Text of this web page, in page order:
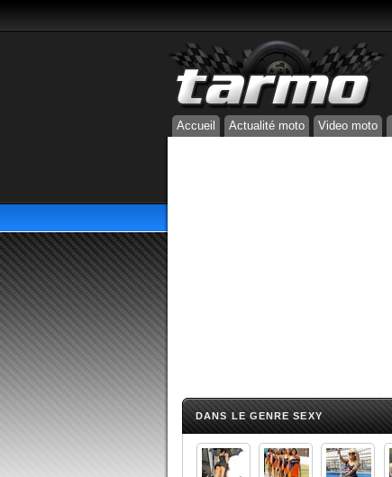
Accueil Actualité moto Video moto
DANS LE GENRE SEXY